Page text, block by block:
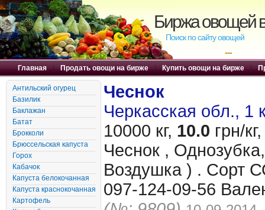
Биржа овощей
Поиск по сайту овощей
---
Главная | Продать овощи на бирже | Купить овощи на бирже |
Антильский огурец
Базилик
Баклажан
Батат
Брокколи
Брюссельская капуста
Горох
Кабачок
Капуста белокочанная
Капуста краснокочанная
Картофель
Чеснок
Черкасская обл., 1
10000 кг, 10.0 грн/кг,
Чеснок ,
Воздушка ) . Сорт
097-124-09-56